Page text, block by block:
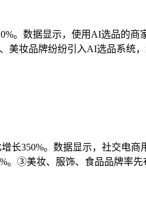
。数据显示，使用AI选品的
妆品牌纷纷引入AI选品系统
长350%。数据显示，社交电
。③美妆、服饰、食品品牌率